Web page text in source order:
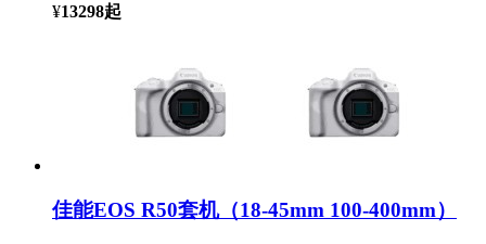
¥13298起
佳能EOS R50套机（18-45mm 100-400mm）